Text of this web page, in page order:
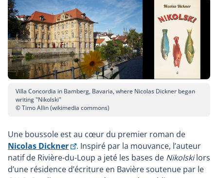
Villa Concordia in Bamberg, Bavaria, where Nicolas Dickner began
writing "Nikolski"
© Timo Allin (wikimedia commons)
Une boussole est au cœur du premier roman de
Nicolas Dickner
Ce
lien
s'ouvrira
. Inspiré par la mouvance, l’auteur
natif de Rivière-du-Loup a jeté les bases de Nikolskilors
d’une résidence d’écriture en Bavière soutenue par le